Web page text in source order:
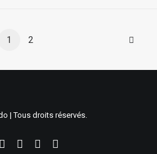
1 2
| Tous droits réservés.